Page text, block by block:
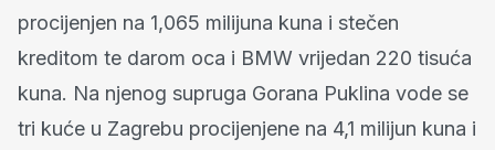
procijenjen na 1,065 milijuna kuna i stečen
kreditom te darom oca i BMW vrijedan 220 tisuća
kuna. Na njenog supruga Gorana Puklina vode se
tri kuće u Zagrebu procijenjene na 4,1 milijun kuna i